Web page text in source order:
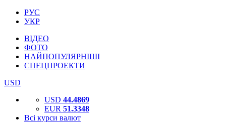
РУС
УКР
ВІДЕО
ФОТО
НАЙПОПУЛЯРНІШІ
СПЕЦПРОЕКТИ
USD
USD 44.4869
EUR 51.3348
Всі курси валют